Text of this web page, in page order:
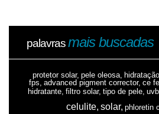
palavrasmais buscadas
protetor solar, pele oleosa, hidratação,
fps, advanced pigment corrector, ce
hidratante, filtro solar, tipo de pele, uvb,
celulite, solar, phloretin